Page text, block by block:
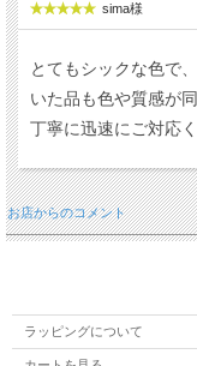
sima様
とてもシックな色で
いた品も色や質感が
丁寧に迅速にご対応
お店からのコメント
ラッピングについて